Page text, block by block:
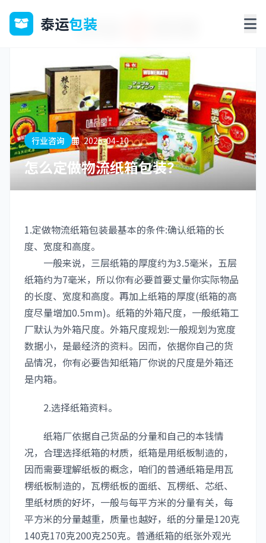
泰运包装
行业咨询 2025-04-10
怎么定做物流纸箱包装？
1.定做物流纸箱包装最基本的条件:确认纸箱的长
度、宽度和高度。
一般来说，三层纸箱的厚度约为3.5毫米，五层
纸箱约为7毫米，所以你有必要首要丈量你实际物品
的长度、宽度和高度。再加上纸箱的厚度(纸箱的高
度尽量增加0.5mm)。纸箱的外箱尺度，一般纸箱工
厂默认为外箱尺度。外箱尺度规划:一般规划为宽度
数据小，是最经济的资料。因而，依据你自己的货
品情况，你有必要告知纸箱厂你说的尺度是外箱还
是内箱。
2.选择纸箱资料。
纸箱厂依据自己货品的分量和自己的本钱情
况，合理选择纸箱的材质，纸箱是用纸板制造的，
因而需要理解纸板的概念，咱们的普通纸箱是用瓦
楞纸板制造的，瓦楞纸板的面纸、瓦楞纸、芯纸、
里纸材质的好坏，一般与每平方米的分量有关，每
平方米的分量越重，质量也越好，纸的分量是120克
140克170克200克250克。普通纸箱的纸张外观光